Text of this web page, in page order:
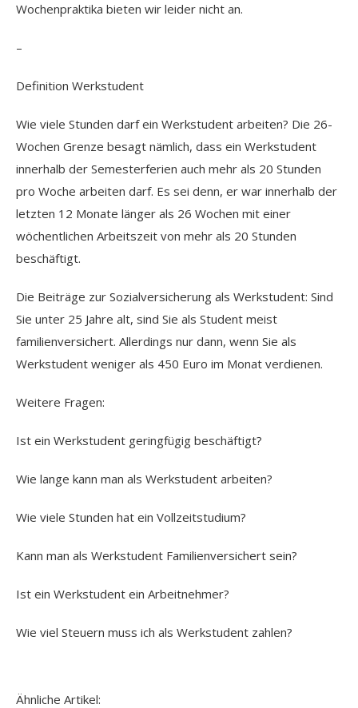
Wochenpraktika bieten wir leider nicht an.
–
Definition Werkstudent
Wie viele Stunden darf ein Werkstudent arbeiten? Die 26-
Wochen Grenze besagt nämlich, dass ein Werkstudent
innerhalb der Semesterferien auch mehr als 20 Stunden
pro Woche arbeiten darf. Es sei denn, er war innerhalb der
letzten 12 Monate länger als 26 Wochen mit einer
wöchentlichen Arbeitszeit von mehr als 20 Stunden
beschäftigt.
Die Beiträge zur Sozialversicherung als Werkstudent: Sind
Sie unter 25 Jahre alt, sind Sie als Student meist
familienversichert. Allerdings nur dann, wenn Sie als
Werkstudent weniger als 450 Euro im Monat verdienen.
Weitere Fragen:
Ist ein Werkstudent geringfügig beschäftigt?
Wie lange kann man als Werkstudent arbeiten?
Wie viele Stunden hat ein Vollzeitstudium?
Kann man als Werkstudent Familienversichert sein?
Ist ein Werkstudent ein Arbeitnehmer?
Wie viel Steuern muss ich als Werkstudent zahlen?
Ähnliche Artikel: